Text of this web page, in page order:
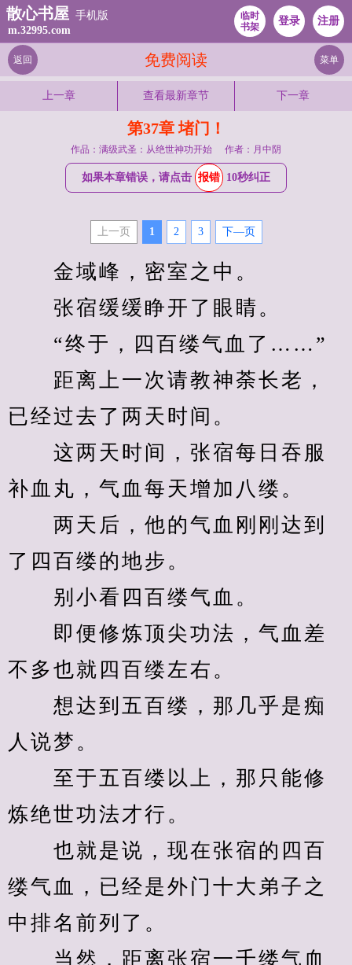
散心书屋 手机版
m.32995.com
临时
书架
登录 注册
免费阅读
返回 菜单
上一章 查看最新章节 下一章
第37章 堵门！
作品：满级武圣：从绝世神功开始 作者：月中阴
如果本章错误，请点击 报错 10秒纠正
上一页 1 2 3 下—页
金域峰，密室之中。
张宿缓缓睁开了眼睛。
“终于，四百缕气血了……”
距离上一次请教神荼长老，
已经过去了两天时间。
这两天时间，张宿每日吞服
补血丸，气血每天增加八缕。
两天后，他的气血刚刚达到
了四百缕的地步。
别小看四百缕气血。
即便修炼顶尖功法，气血差
不多也就四百缕左右。
想达到五百缕，那几乎是痴
人说梦。
至于五百缕以上，那只能修
炼绝世功法才行。
也就是说，现在张宿的四百
缕气血，已经是外门十大弟子之
中排名前列了。
当然，距离张宿一千缕气血